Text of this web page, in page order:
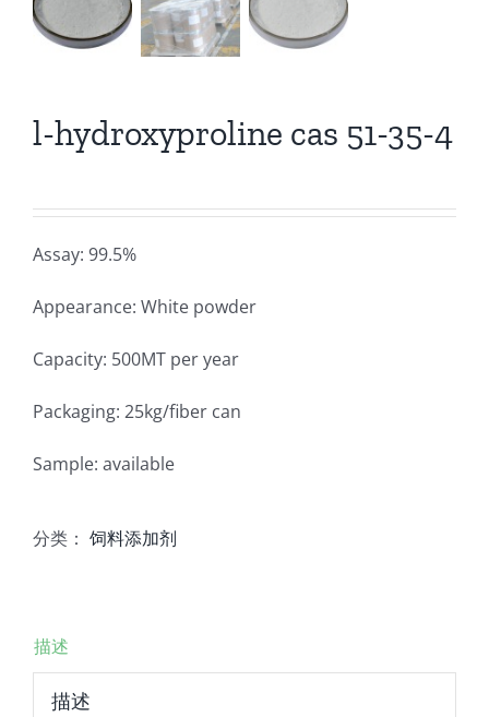
l-hydroxyproline cas 51-35-4
Assay: 99.5%
Appearance: White powder
Capacity: 500MT per year
Packaging: 25kg/fiber can
Sample: available
分类： 饲料添加剂
描述
描述